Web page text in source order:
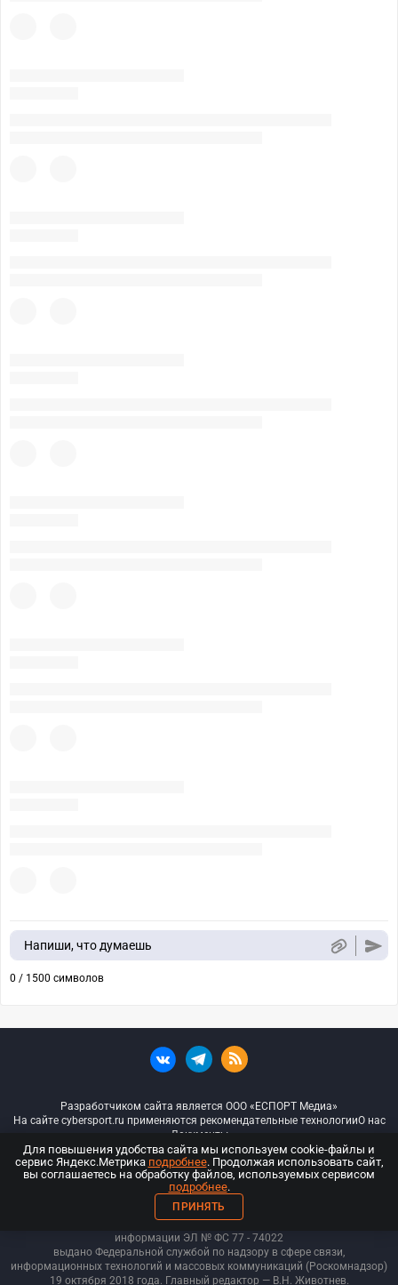
Напиши, что думаешь
0 / 1500 символов
Разработчиком сайта является ООО «ЕСПОРТ Медиа»
На сайте cybersport.ru применяются рекомендательные технологииО нас
Документы
© ООО «Киберспорт.ру» — Все права защищены
18+
ООО «Киберспорт.ру». Свидетельство о регистрации средств массовой
информации ЭЛ № ФС 77 - 74022
выдано Федеральной службой по надзору в сфере связи,
информационных технологий и массовых коммуникаций (Роскомнадзор)
19 октября 2018 года. Главный редактор — В.Н. Животнев.
Для повышения удобства сайта мы используем cookie-файлы и
сервис Яндекс.Метрика подробнее. Продолжая использовать сайт,
вы соглашаетесь на обработку файлов, используемых сервисом
подробнее.
ПРИНЯТЬ